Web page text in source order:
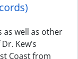
as well as other
Kew’s
Coast from